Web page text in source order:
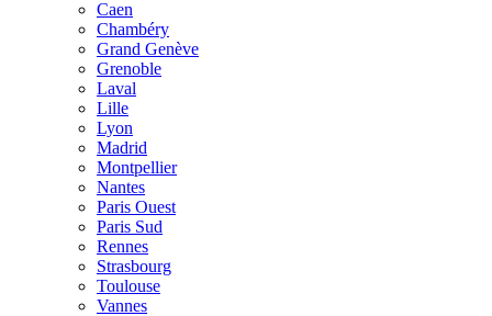
Caen
Chambéry
Grand Genève
Grenoble
Laval
Lille
Lyon
Madrid
Montpellier
Nantes
Paris Ouest
Paris Sud
Rennes
Strasbourg
Toulouse
Vannes